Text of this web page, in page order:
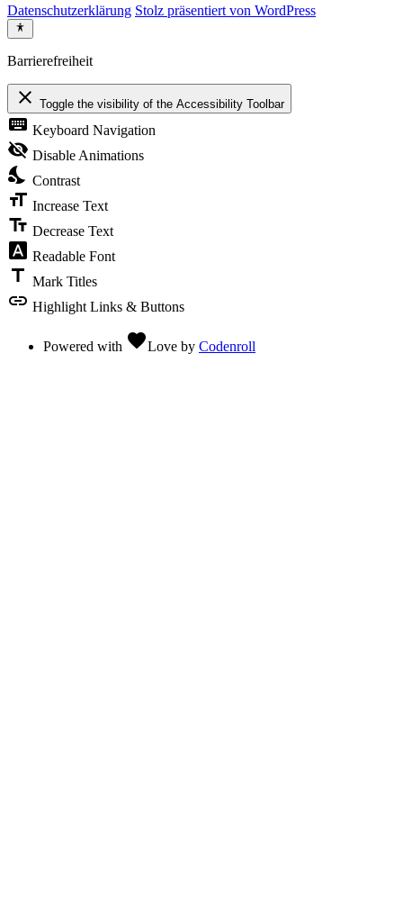
Datenschutzerklärung Stolz präsentiert von WordPress
Barrierefreiheit
close Toggle the visibility of the Accessibility Toolbar
keyboard Keyboard Navigation
visibility_off Disable Animations
nights_stay Contrast
format_size Increase Text
text_fields Decrease Text
font_download Readable Font
title Mark Titles
link Highlight Links & Buttons
Powered with favoriteLove by Codenroll